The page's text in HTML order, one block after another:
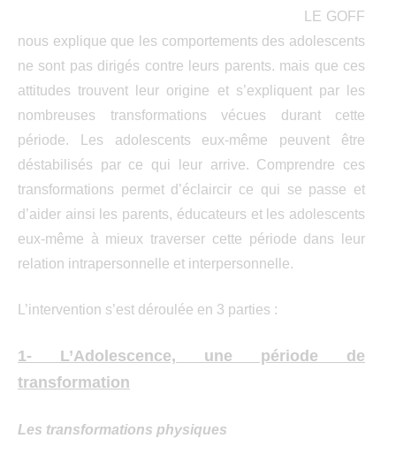
LE GOFF
nous explique que les comportements des adolescents
ne sont pas dirigés contre leurs parents. mais que ces
attitudes trouvent leur origine et s’expliquent par les
nombreuses transformations vécues durant cette
période. Les adolescents eux-même peuvent être
déstabilisés par ce qui leur arrive. Comprendre ces
transformations permet d’éclaircir ce qui se passe et
d’aider ainsi les parents, éducateurs et les adolescents
eux-même à mieux traverser cette période dans leur
relation intrapersonnelle et interpersonnelle.
L’intervention s’est déroulée en 3 parties :
1- L’Adolescence, une période de
transformation
Les transformations physiques